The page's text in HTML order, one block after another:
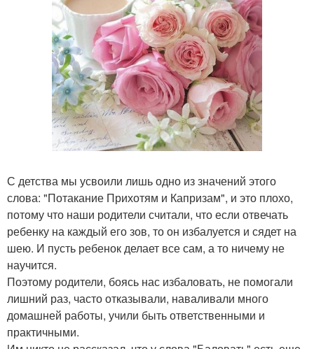
С детства мы усвоили лишь одно из значений этого
слова: "Потакание Прихотям и Капризам", и это плохо,
потому что наши родители считали, что если отвечать
ребенку на каждый его зов, то он избалуется и сядет на
шею. И пусть ребенок делает все сам, а то ничему не
научится.
Поэтому родители, боясь нас избаловать, не помогали
лишний раз, часто отказывали, наваливали много
домашней работы, учили быть ответственными и
практичными.